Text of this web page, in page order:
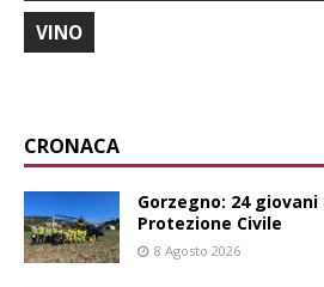
VINO
CRONACA
Gorzegno: 24
Protezione Civile
8 Agosto 2026